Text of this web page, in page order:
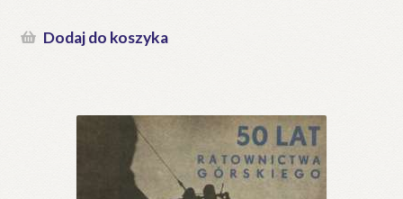
Dodaj do koszyka